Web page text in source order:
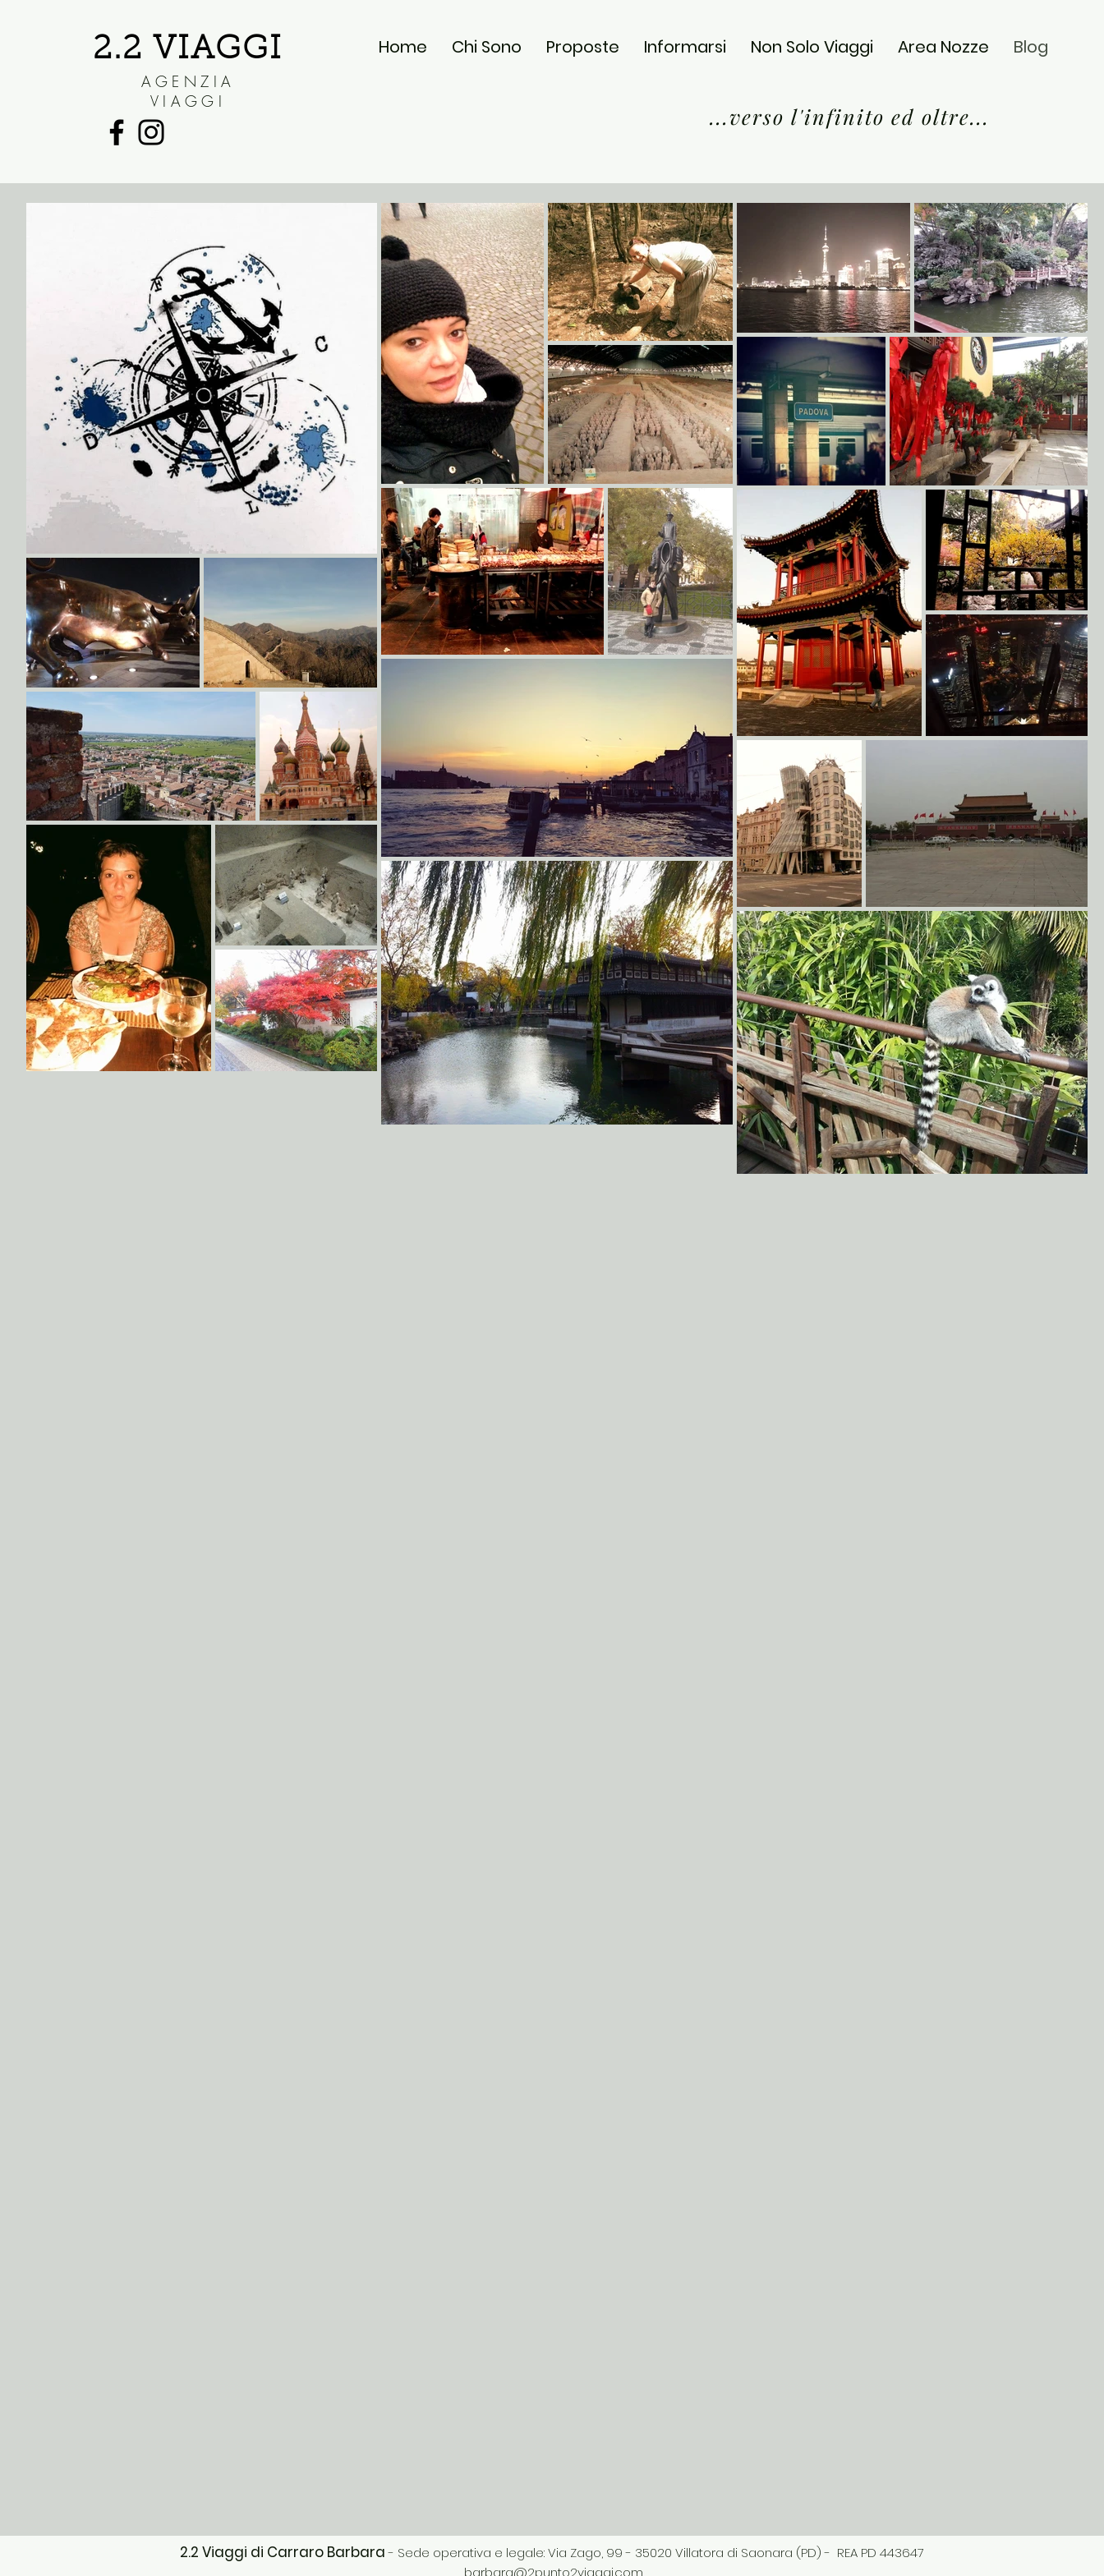
2.2 VIAGGI
AGENZIA
VIAGGI
Home Chi Sono Proposte Informarsi Non Solo Viaggi Area Nozze Blog
...verso l'infinito ed oltre...
2.2 Viaggi di Carraro Barbara- Sede operativa e legale: Via Zago, 99 - 35020 Villatora di Saonara (PD) - REA PD 443647
barbara@2punto2viaggi.com